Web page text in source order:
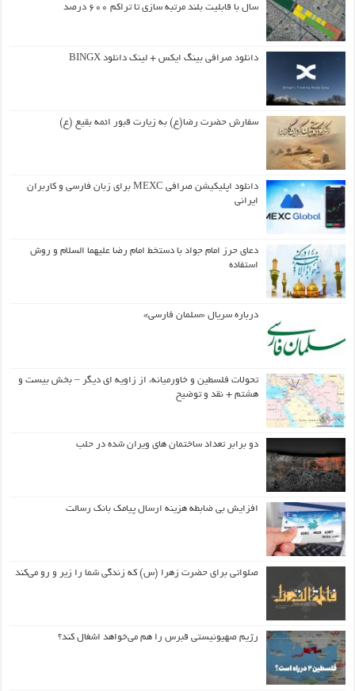
سال با قابلیت بلند مرتبه سازی تا تراکم ۶۰۰ درصد
دانلود صرافی بینگ ایکس + لینک دانلود BINGX
سفارش حضرت رضا(ع) به زیارت قبور ائمه بقیع (ع)
دانلود اپلیکیشن صرافی MEXC برای زبان فارسی و کاربران
ایرانی
دعای حرز امام جواد با دستخط امام رضا علیهما السلام و روش
استفاده
درباره سریال «سلمان فارسی»
تحولات فلسطین و خاورمیانه، از زاویه ای دیگر – بخش بیست و
هشتم + نقد و توضیح
دو برابر تعداد ساختمان های ویران شده در حلب
افزایش بی ضابطه هزینه ارسال پیامک بانک رسالت
صلواتی برای حضرت زهرا (س) که زندگی شما را زیر و رو می‌کند
رژیم صهیونیستی قبرس را هم می‌خواهد اشغال کند؟